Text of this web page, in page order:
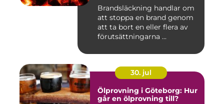
Brandsläckning handlar om
att stoppa en brand genom
att ta bort en eller flera av
förutsättningarna ...
30. jul
Ölprovning i Göteborg: Hur
går en ölprovning till?